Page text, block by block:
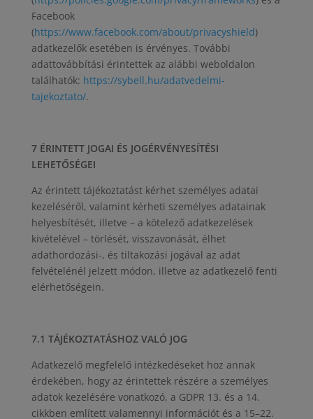
Facebook
(https://www.facebook.com/about/privacyshield)
adatkezelők esetében is érvényes. További
adattovábbítási érintettek az alábbi weboldalon
találhatók: https://sybell.hu/adatvedelmi-
tajekoztato/.
7 ÉRINTETT JOGAI ÉS JOGÉRVÉNYESÍTÉSI
LEHETŐSÉGEI
Az érintett tájékoztatást kérhet személyes adatai
kezeléséről, valamint kérheti személyes adatainak
helyesbítését, illetve – a kötelező adatkezelések
kivételével – törlését, visszavonását, élhet
adathordozási-, és tiltakozási jogával az adat
felvételénél jelzett módon, illetve az adatkezelő fenti
elérhetőségein.
7.1 TÁJÉKOZTATÁSHOZ VALÓ JOG
Adatkezelő megfelelő intézkedéseket hoz annak
érdekében, hogy az érintettek részére a személyes
adatok kezelésére vonatkozó, a GDPR 13. és a 14.
cikkben említett valamennyi információt és a 15–22.